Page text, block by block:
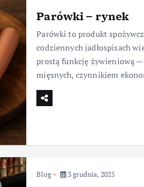
Parówki – rynek
Parówki to produkt
codziennych jadłospisach
prostą funkcję żywieniową
mięsnych, czynnikiem
Blog 3 grudnia, 2025